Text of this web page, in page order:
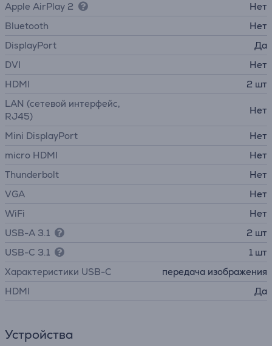
Apple AirPlay 2
Нет
Bluetooth
Нет
DisplayPort
Да
DVI
Нет
HDMI
2 шт
LAN (сетевой интерфейс,
RJ45)
Нет
Mini DisplayPort
Нет
micro HDMI
Нет
Thunderbolt
Нет
VGA
Нет
WiFi
Нет
USB-A 3.1
2 шт
USB-C 3.1
1 шт
Характеристики USB-C
передача изображения
HDMI
Да
Устройства